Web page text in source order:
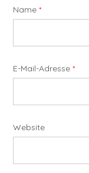
Name *
E-Mail-Adresse *
Website